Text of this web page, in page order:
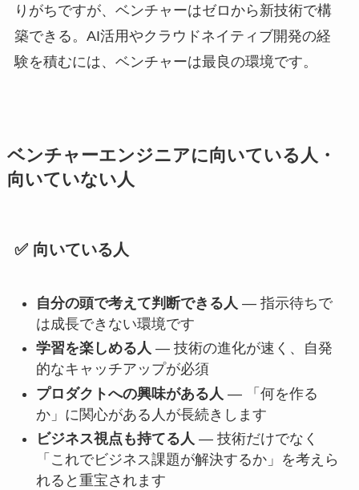
りがちですが、ベンチャーはゼロから新技術で構
築できる。AI活用やクラウドネイティブ開発の経
験を積むには、ベンチャーは最良の環境です。
ベンチャーエンジニアに向いている人・
向いていない人
✅ 向いている人
自分の頭で考えて判断できる人 — 指示待ちで
は成長できない環境です
学習を楽しめる人 — 技術の進化が速く、自発
的なキャッチアップが必須
プロダクトへの興味がある人 — 「何を作る
か」に関心がある人が長続きします
ビジネス視点も持てる人 — 技術だけでなく
「これでビジネス課題が解決するか」を考えら
れると重宝されます